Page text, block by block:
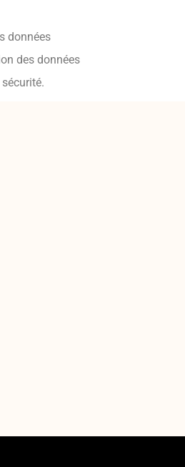
données
des données